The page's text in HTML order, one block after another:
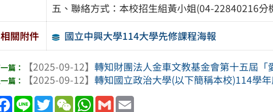
五、聯絡方式：本校招生組黃小姐(04-22840216分
相關附件
國立中興大學114大學先修課程海報
【2025-09-12】轉知財團法人金車文教基金會第十五屆「
【2025-09-12】轉知國立政治大學(以下簡稱本校)114學
Facebook
Line TwitterWeChatWhatsApp
Gmail